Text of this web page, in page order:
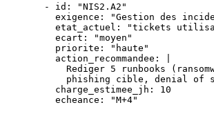
  -
id :
"NIS2.A2"
    exigence
:
"Gestion des
    etat_actuel
:
"tickets
    ecart
:
"moyen"
    priorite
:
"haute"
    action_recommandee
:
Rediger 5 runbooks
phishing cible, denial of
    charge_estimee_jh
: 10
    echeance
:
"M+4"